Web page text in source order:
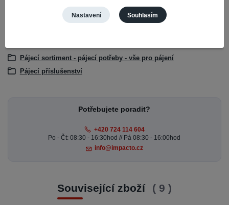
Zboží zařazeno v kategoriích
Pájecí sortiment - pájecí potřeby - vše pro pájení
Pájecí příslušenství
Potřebujete poradit?
+420 724 114 604
Po - Čt: 08:30 - 16:30hod // Pá 08:30 - 16:00hod
info@impacto.cz
Související zboží 9
Nastavení Souhlasím